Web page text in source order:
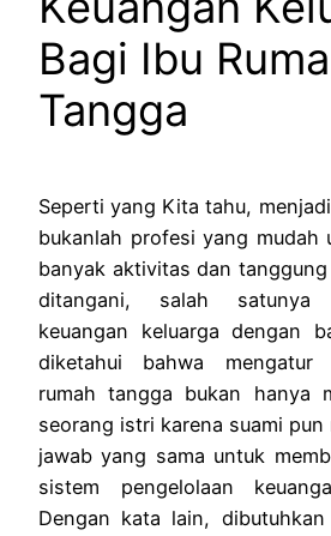
Bagi Ibu
Tangga
Seperti yang Kita tahu,
bukanlah profesi yang mudah
banyak aktivitas dan
ditangani, salah satunya
keuangan keluarga dengan
diketahui bahwa mengatur
rumah tangga bukan hanya
seorang istri karena suami
jawab yang sama untuk
sistem pengelolaan
Dengan kata lain, dibutuhkan